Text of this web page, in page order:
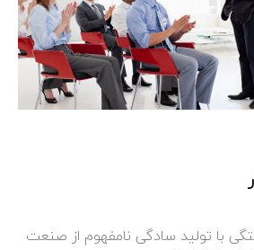
با تولید سادگی نامفهوم از صنعت